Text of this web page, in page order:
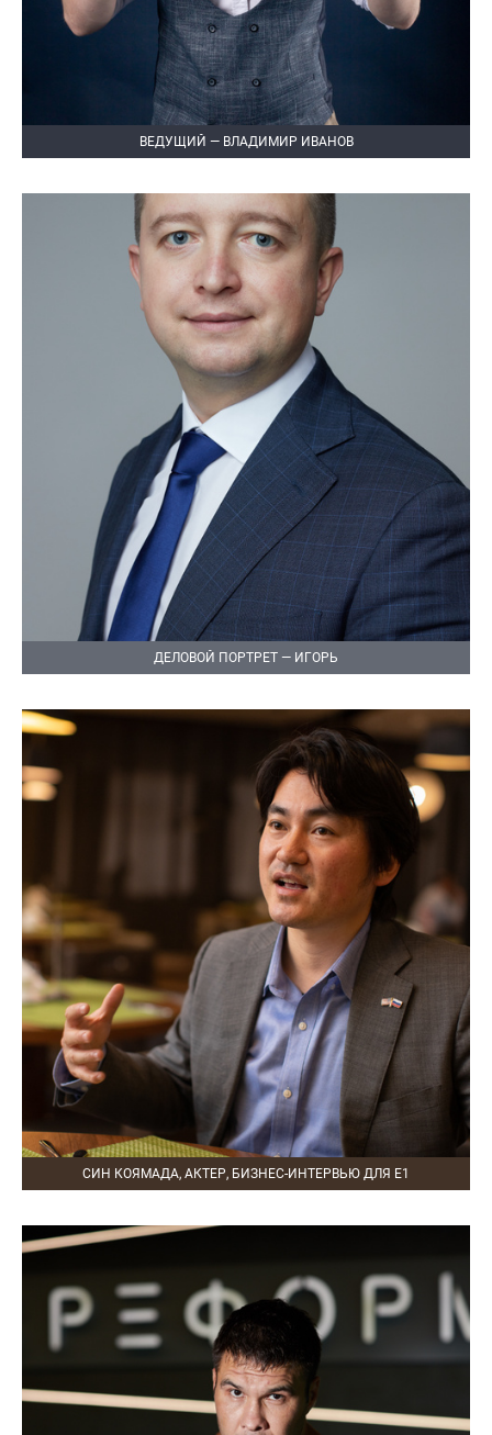
ВЕДУЩИЙ — ВЛАДИМИР ИВАНОВ
ДЕЛОВОЙ ПОРТРЕТ — ИГОРЬ
СИН КОЯМАДА, АКТЕР, БИЗНЕС-ИНТЕРВЬЮ ДЛЯ Е1